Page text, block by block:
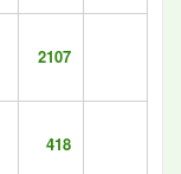
2107
418